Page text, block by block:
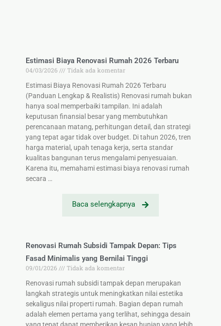
Estimasi Biaya Renovasi Rumah 2026 Terbaru
04/03/2026
Tidak ada komentar
Estimasi Biaya Renovasi Rumah 2026 Terbaru
(Panduan Lengkap & Realistis) Renovasi rumah bukan
hanya soal memperbaiki tampilan. Ini adalah
keputusan finansial besar yang membutuhkan
perencanaan matang, perhitungan detail, dan strategi
yang tepat agar tidak over budget. Di tahun 2026, tren
harga material, upah tenaga kerja, serta standar
kualitas bangunan terus mengalami penyesuaian.
Karena itu, memahami estimasi biaya renovasi rumah
secara …
Baca selengkapnya
Renovasi Rumah Subsidi Tampak Depan: Tips
Fasad Minimalis yang Bernilai Tinggi
09/01/2026
Tidak ada komentar
Renovasi rumah subsidi tampak depan merupakan
langkah strategis untuk meningkatkan nilai estetika
sekaligus nilai properti rumah. Bagian depan rumah
adalah elemen pertama yang terlihat, sehingga desain